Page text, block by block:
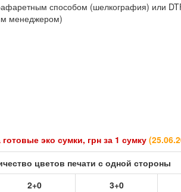
способом (шелкография) или
менеджером)
эко сумки, грн за 1 сумку(
цветов печати с одной стороны
2+0 3+0